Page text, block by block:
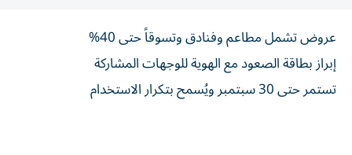
عروض تشمل مطاعم وفنادق وتسوقاً حتى 40%
إبراز بطاقة الصعود مع الهوية للوجهات المشاركة
تستمر حتى 30 سبتمبر ويُسمح بتكرار الاستخدام